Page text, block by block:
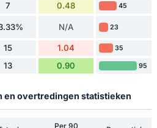
7 0.48 45
N/A 23
15 1.04 35
13 0.90 95
en overtredingen statistieken
Per 90